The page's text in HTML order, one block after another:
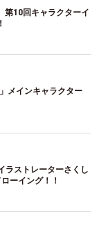
第10回キャラクターイ
メインキャラクター
ラストレーターさくし
ーイング！！